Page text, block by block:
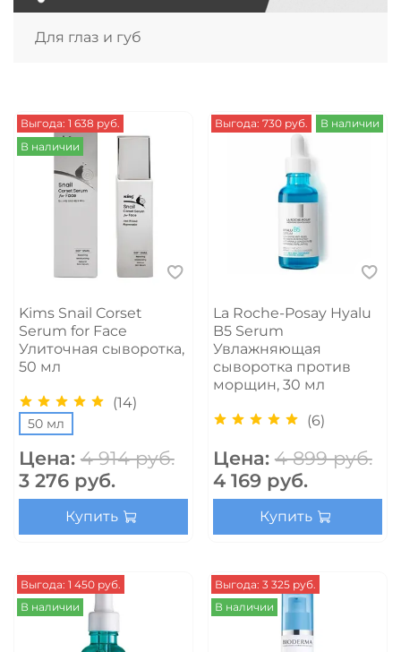
Для глаз и губ
Выгода: 1 638 руб.
В наличии
Kims Snail Corset
Serum for Face
Улиточная сыворотка,
50 мл
(14)
50 мл
Цена: 4 914 руб.
3 276 руб.
Купить
Выгода: 730 руб. В наличии
La Roche-Posay Hyalu
B5 Serum
Увлажняющая
сыворотка против
морщин, 30 мл
(6)
Цена: 4 899 руб.
4 169 руб.
Купить
Выгода: 1 450 руб.
В наличии
Выгода: 3 325 руб.
В наличии